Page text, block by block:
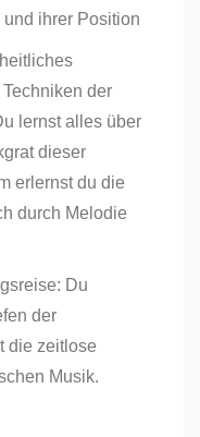
ihrer Position
der
lernst alles über
dieser
erlernst du die
durch Melodie
Du
der
die zeitlose
Musik.